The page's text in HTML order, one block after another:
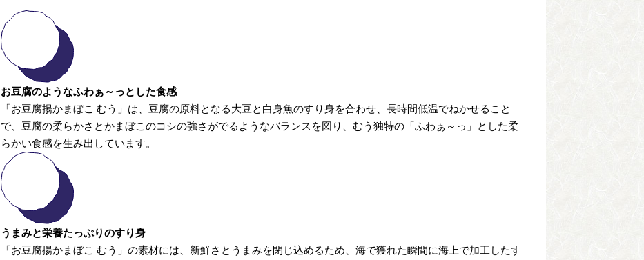
お豆腐のようなふわぁ～っとした食感
「お豆腐揚かまぼこ むう」は、豆腐の原料となる大豆と白身魚のすり身を合わせ、長時間低温でねかせること
で、豆腐の柔らかさとかまぼこのコシの強さがでるようなバランスを図り、むう独特の「ふわぁ～っ」とした柔
らかい食感を生み出しています。
うまみと栄養たっぷりのすり身
「お豆腐揚かまぼこ むう」の素材には、新鮮さとうまみを閉じ込めるため、海で獲れた瞬間に海上で加工したす